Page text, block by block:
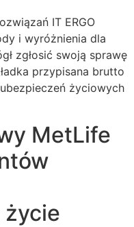
IT ERGO
i wyróżnienia dla
zgłosić swoją sprawę
przypisana brutto
życiowych
MetLife
życie